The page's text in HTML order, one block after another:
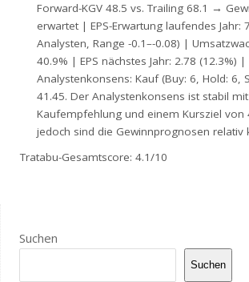
Forward-KGV 48.5 vs. Trailing 68.1 →
erwartet | EPS-Erwartung laufendes Jahr:
Analysten, Range -0.1–-0.08) |
40.9% | EPS nächstes Jahr: 2.78 (12.3%) |
Analystenkonsens: Kauf (Buy: 6, Hold: 6,
41.45. Der Analystenkonsens ist stabil
Kaufempfehlung und einem Kursziel von
jedoch sind die Gewinnprognosen relativ
Tratabu-Gesamtscore: 4.1/10
Suchen
Suchen